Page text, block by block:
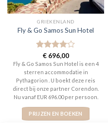
GRIEKENLAND
Fly & Go Samos Sun Hotel
Gewaardeerd
4uit 5
€696,00
Fly & Go Samos Sun Hotel is een 4
sterren accommodatie in
Pythagorion . U boekt deze reis
direct bij onze partner Corendon.
Nu vanaf EUR 696.00 per persoon.
PRIJZEN EN BOEKEN